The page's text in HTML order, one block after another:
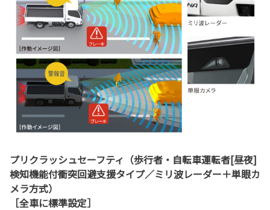
プリクラッシュセーフティ（歩行者・自転車運転者[昼夜]
検知機能付衝突回避支援タイプ／ミリ波レーダー＋単眼カ
メラ方式）
［全車に標準設定］